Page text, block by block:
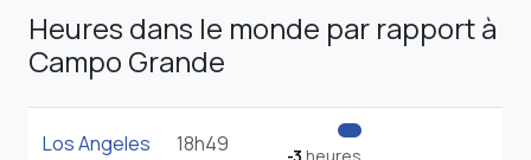
Campo Grande
Los Angeles 18h49 heures